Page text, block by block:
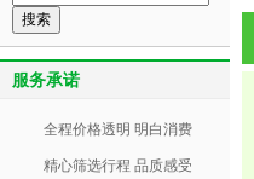
服务承诺
全程价格透明 明白消费
精心筛选行程 品质感受